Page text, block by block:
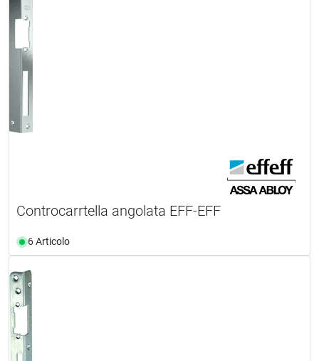
Controcarrtella angolata EFF-EFF
6 Articolo